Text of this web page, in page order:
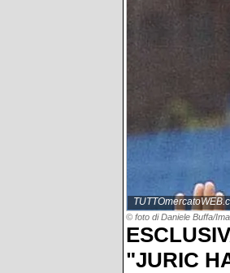
© foto di Daniele Buffa/
"JURIC